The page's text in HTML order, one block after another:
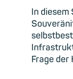
In diesem
Frage der